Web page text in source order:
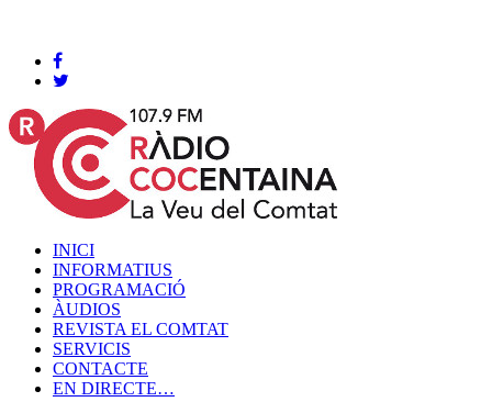
INICI
INFORMATIUS
PROGRAMACIÓ
ÀUDIOS
REVISTA EL COMTAT
SERVICIS
CONTACTE
EN DIRECTE…